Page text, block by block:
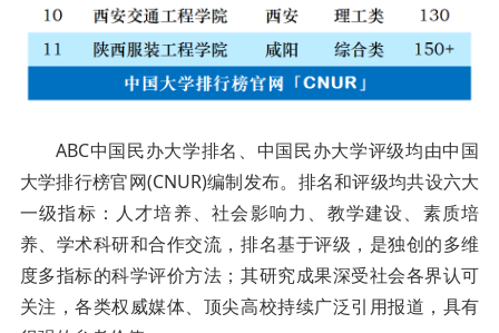
ABC中国民办大学排名、中国民办大学评级均由中国
大学排行榜官网(CNUR)编制发布。排名和评级均共设六大
一级指标：人才培养、社会影响力、教学建设、素质培
养、学术科研和合作交流，排名基于评级，是独创的多维
度多指标的科学评价方法；其研究成果深受社会各界认可
关注，各类权威媒体、顶尖高校持续广泛引用报道，具有